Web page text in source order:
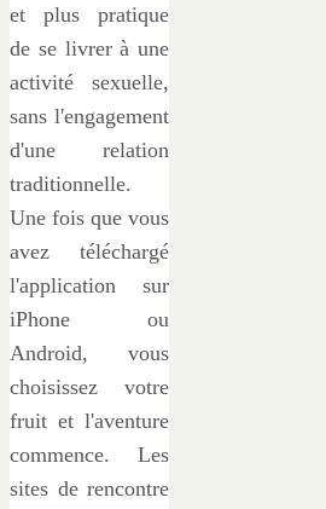
et plus pratique
de se livrer à une
activité sexuelle,
sans l'engagement
d'une relation
traditionnelle.
Une fois que vous
avez téléchargé
l'application sur
iPhone ou
Android, vous
choisissez votre
fruit et l'aventure
commence. Les
sites de rencontre